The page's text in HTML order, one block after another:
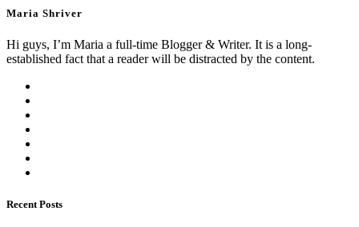
Maria Shriver
Hi guys, I’m Maria a full-time Blogger & Writer. It is a long-
established fact that a reader will be distracted by the content.
Recent Posts